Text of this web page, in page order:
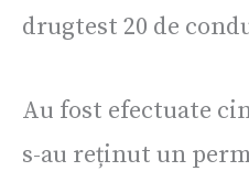
drugtest 20 de
Au fost efectuate
s-au reținut un